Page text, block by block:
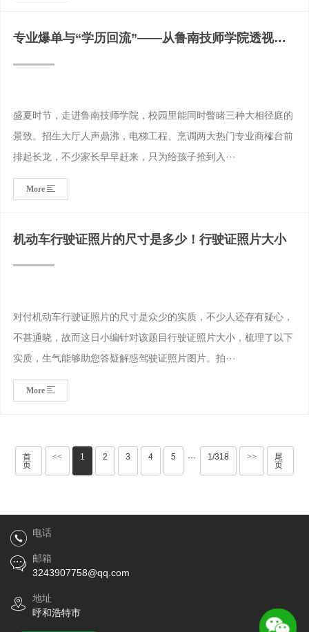
专业爆单与“学历回流”——从鲁南技师学院透视技
能社会的深层转
盛夏时节，走进鲁南技师学院，校园里能同时瞥睹三种大相径庭的
景致。招生大厅人声鼎沸，电梯工程、烹调两大热门专业商榷台前
排起长龙，不少家长早早赶来，只为给孩子抢到入···
More
机动车行驶证照片的尺寸是多少！行驶证照片大小
对付机动车行驶证照片的尺寸是众少的实质，不少人还存有疑心，
不甚通晓，故而这日小编针对该题目行驶证照片大小，梳理了以下
实质，生气能够助您答疑解惑驾驶证照片图片。拍···
More
首
页
<< 1 2 3 4 5 ··· 1/318 >>
尾
页
电话
邮箱
3243907758@qq.com
地址
呼和浩特市